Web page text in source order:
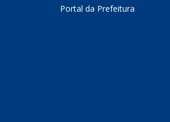
Portal da Prefeitura